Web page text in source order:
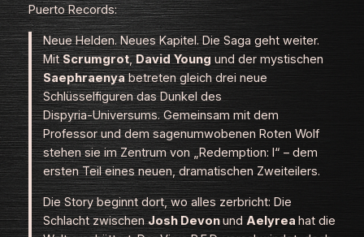
Puerto Records:
Neue Helden. Neues Kapitel. Die Saga geht weiter.
MitScrumgrot,David Young und der mystischen
Saephraenyabetreten gleich drei neue
Schlüsselfiguren das Dunkel des
Dispyria‑Universums. Gemeinsam mit dem
Professor und dem sagenumwobenen Roten Wolf
stehen sie im Zentrum von „Redemption: I“ – dem
ersten Teil eines neuen, dramatischen Zweiteilers.
Die Story beginnt dort, wo alles zerbricht: Die
Schlacht zwischenJosh Devonund Aelyreahat die